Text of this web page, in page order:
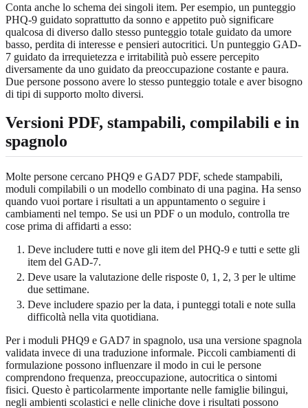
Conta anche lo schema dei singoli item. Per esempio, un punteggio
PHQ-9 guidato soprattutto da sonno e appetito può significare
qualcosa di diverso dallo stesso punteggio totale guidato da umore
basso, perdita di interesse e pensieri autocritici. Un punteggio GAD-
7 guidato da irrequietezza e irritabilità può essere percepito
diversamente da uno guidato da preoccupazione costante e paura.
Due persone possono avere lo stesso punteggio totale e aver bisogno
di tipi di supporto molto diversi.
Versioni PDF, stampabili, compilabili e in
spagnolo
Molte persone cercano PHQ9 e GAD7 PDF, schede stampabili,
moduli compilabili o un modello combinato di una pagina. Ha senso
quando vuoi portare i risultati a un appuntamento o seguire i
cambiamenti nel tempo. Se usi un PDF o un modulo, controlla tre
cose prima di affidarti a esso:
Deve includere tutti e nove gli item del PHQ-9 e tutti e sette gli
item del GAD-7.
Deve usare la valutazione delle risposte 0, 1, 2, 3 per le ultime
due settimane.
Deve includere spazio per la data, i punteggi totali e note sulla
difficoltà nella vita quotidiana.
Per i moduli PHQ9 e GAD7 in spagnolo, usa una versione spagnola
validata invece di una traduzione informale. Piccoli cambiamenti di
formulazione possono influenzare il modo in cui le persone
comprendono frequenza, preoccupazione, autocritica o sintomi
fisici. Questo è particolarmente importante nelle famiglie bilingui,
negli ambienti scolastici e nelle cliniche dove i risultati possono